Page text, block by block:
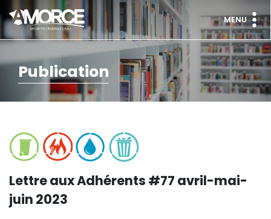
MENU
Publication
Lettre aux Adhérents #77 avril-mai-
juin 2023